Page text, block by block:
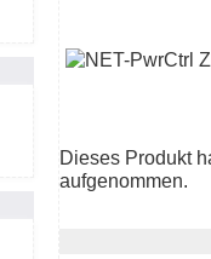
Dieses Produkt
aufgenommen.